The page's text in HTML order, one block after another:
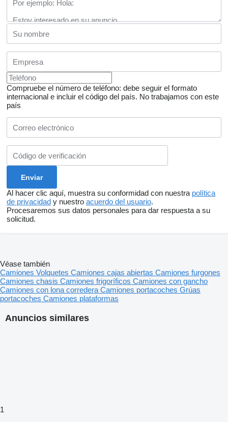
Compruebe el número de teléfono: debe seguir el formato
internacional e incluir el código del país. No trabajamos con este
país
Al hacer clic aquí, muestra su conformidad con nuestra política
de privacidad y nuestro acuerdo del usuario.
Procesaremos sus datos personales para dar respuesta a su
solicitud.
Anuncios similares
1
Véase también
Camiones Volquetes Camiones cajas abiertas Camiones furgones
Camiones chasis Camiones frigoríficos Camiones con gancho
Camiones con lona corredera Camiones portacoches Grúas
portacoches Camiones plataformas